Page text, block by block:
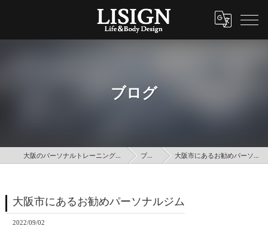
ブログ
大阪のパーソナルトレーニングはLISIGN ブログ 大阪市にあるお勧めパーソナルジム
大阪市にあるお勧めパーソナルジム
2022/09/02